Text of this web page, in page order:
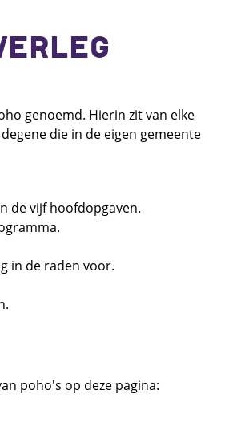
genoemd. Hierin zit van elke
die in de eigen gemeente
de vijf hoofdopgaven.
in de raden voor.
poho's op deze pagina: